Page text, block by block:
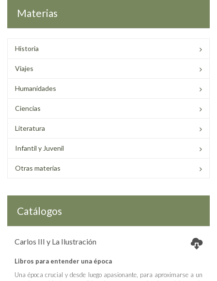
Materias
Historia
Viajes
Humanidades
Ciencias
Literatura
Infantil y Juvenil
Otras materias
Catálogos
Carlos III y La Ilustración
Libros para entender una época
Una época crucial y desde luego apasionante, para aproximarse a un